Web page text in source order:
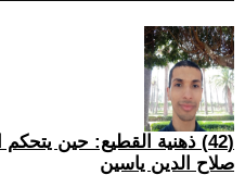
(42) ذهنية القطيع: حين يتحكم الجمع في قراراتنا
صلاح الدين ياسين